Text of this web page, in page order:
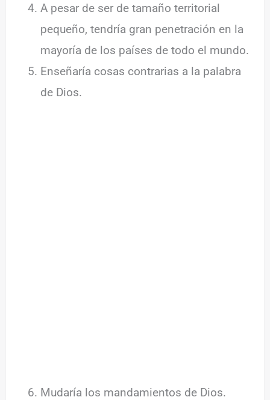
A pesar de ser de tamaño territorial
pequeño, tendría gran penetración en la
mayoría de los países de todo el mundo.
Enseñaría cosas contrarias a la palabra
de Dios.
Mudaría los mandamientos de Dios.